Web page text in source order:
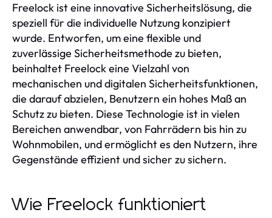
Freelock ist eine innovative Sicherheitslösung, die
speziell für die individuelle Nutzung konzipiert
wurde. Entworfen, um eine flexible und
zuverlässige Sicherheitsmethode zu bieten,
beinhaltet Freelock eine Vielzahl von
mechanischen und digitalen Sicherheitsfunktionen,
die darauf abzielen, Benutzern ein hohes Maß an
Schutz zu bieten. Diese Technologie ist in vielen
Bereichen anwendbar, von Fahrrädern bis hin zu
Wohnmobilen, und ermöglicht es den Nutzern, ihre
Gegenstände effizient und sicher zu sichern.
Wie Freelock funktioniert